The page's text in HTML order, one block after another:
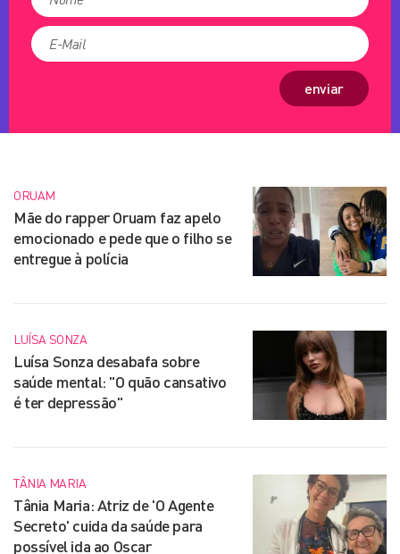
enviar
ORUAM
Mãe do rapper Oruam faz apelo
emocionado e pede que o filho se
entregue à polícia
LUÍSA SONZA
Luísa Sonza desabafa sobre
saúde mental: "O quão cansativo
é ter depressão"
TÂNIA MARIA
Tânia Maria: Atriz de 'O Agente
Secreto' cuida da saúde para
possível ida ao Oscar